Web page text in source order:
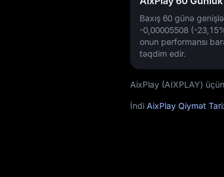
Baxış 60 günə
-0,00005508 (-
onun performansı
təqdim edir.
AixPlay (AIXPLAY)
İndi AixPlay Qiymət